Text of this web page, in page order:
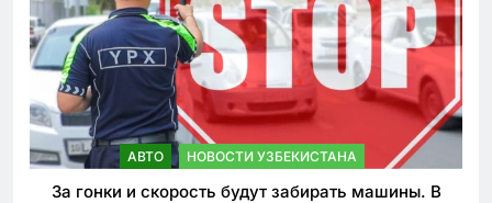
АВТО НОВОСТИ УЗБЕКИСТАНА
За гонки и скорость будут забирать машины. В